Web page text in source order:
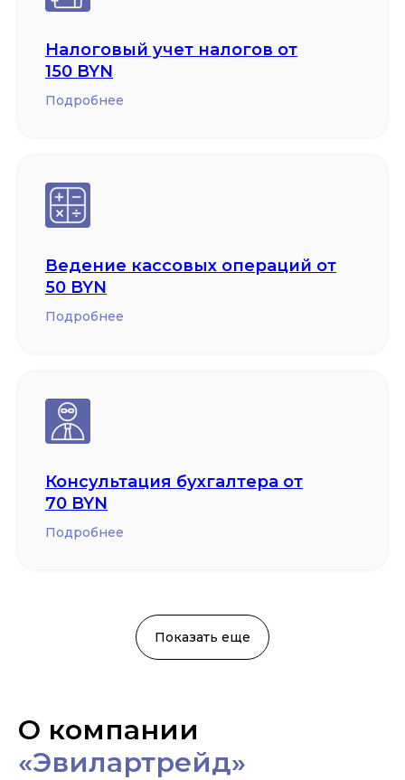
Налоговый учет налогов от
150 BYN
Подробнее
Ведение кассовых операций от
50 BYN
Подробнее
Консультация бухгалтера от
70 BYN
Подробнее
Показать еще
О компании
«Эвилартрейд»